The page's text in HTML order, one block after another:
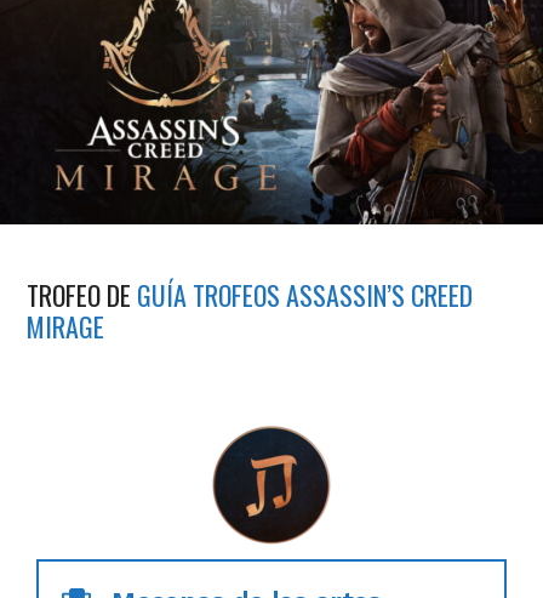
TROFEO DE GUÍA TROFEOS ASSASSIN’S CREED
MIRAGE